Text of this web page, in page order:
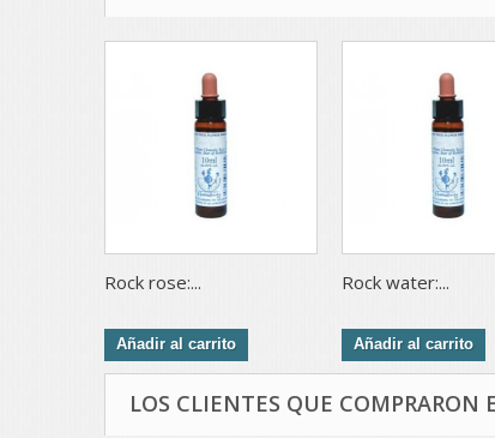
Rock rose:...
Añadir al carrito
Rock water:...
Añadir al carrito
LOS CLIENTES QUE